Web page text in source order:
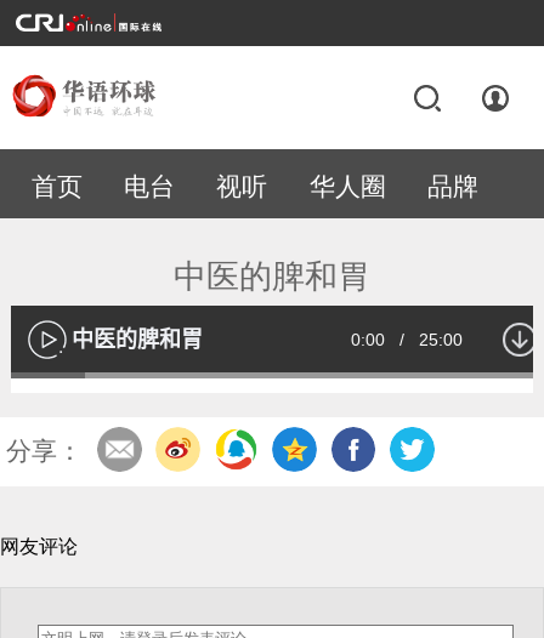
首页 电台 视听 华人圈 品牌
中医的脾和胃
播
放
中医的脾和胃 Current
0:00 / Duration
25:00
Loaded:
分享：
网友评论